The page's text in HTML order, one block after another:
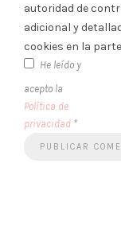
autoridad de
adicional y
cookies en la
He leído y
acepto la
Política de
privacidad *